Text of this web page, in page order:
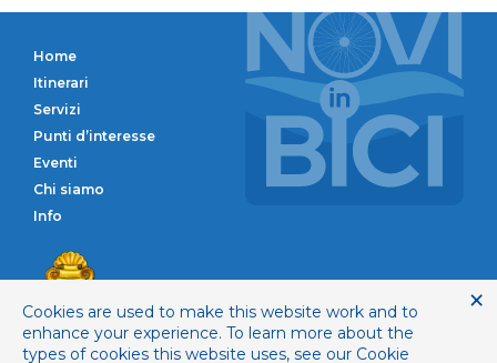
Home
Itinerari
Servizi
Punti d’interesse
Eventi
Chi siamo
Info
Cookies are used to make this website work and to
enhance your experience. To learn more about the
types of cookies this website uses, see our Cookie